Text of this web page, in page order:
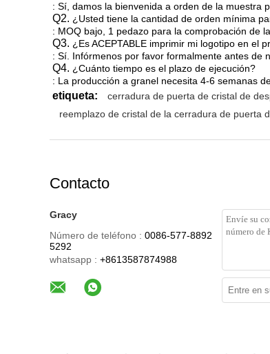
: Sí, damos la bienvenida a orden de la muestra
Q2. ¿Usted tiene la cantidad de orden mínima
: MOQ bajo, 1 pedazo para la comprobación de
Q3. ¿Es ACEPTABLE imprimir mi logotipo en el
: Sí. Infórmenos por favor formalmente antes de
Q4. ¿Cuánto tiempo es el plazo de ejecución?
: La producción a granel necesita 4-6 semanas
etiqueta: cerradura de puerta de cristal de
reemplazo de cristal de la cerradura de puerta
Contacto
Gracy
Número de teléfono : 0086-577-8892
5292
whatsapp : +8613587874988